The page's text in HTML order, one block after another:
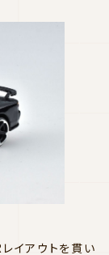
イアウトを貫い